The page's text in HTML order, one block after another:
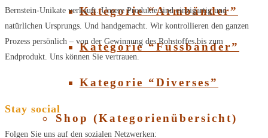
Kategorie “Armbänder”
Kategorie “Fussbänder”
Kategorie “Diverses”
Shop (Kategorienübersicht)
Bernstein-Unikate verkauft. Unsere Produkte sind einzigartig und
natürlichen Ursprungs. Und handgemacht. Wir kontrollieren den ganzen
Prozess persönlich – von der Gewinnung des Rohstoffes bis zum
Endprodukt. Uns können Sie vertrauen.
Stay social
Folgen Sie uns auf den sozialen Netzwerken: